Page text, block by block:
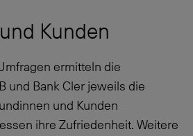
Kunden
ermitteln die
und Bank Cler jeweils die
und Kunden
ihre Zufriedenheit. Weitere